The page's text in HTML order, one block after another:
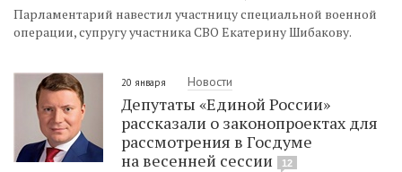
Парламентарий навестил участницу специальной военной
операции, супругу участника СВО Екатерину Шибакову.
20 января Новости
Депутаты «Единой России»
рассказали о законопроектах для
рассмотрения в Госдуме
на весенней сессии
12